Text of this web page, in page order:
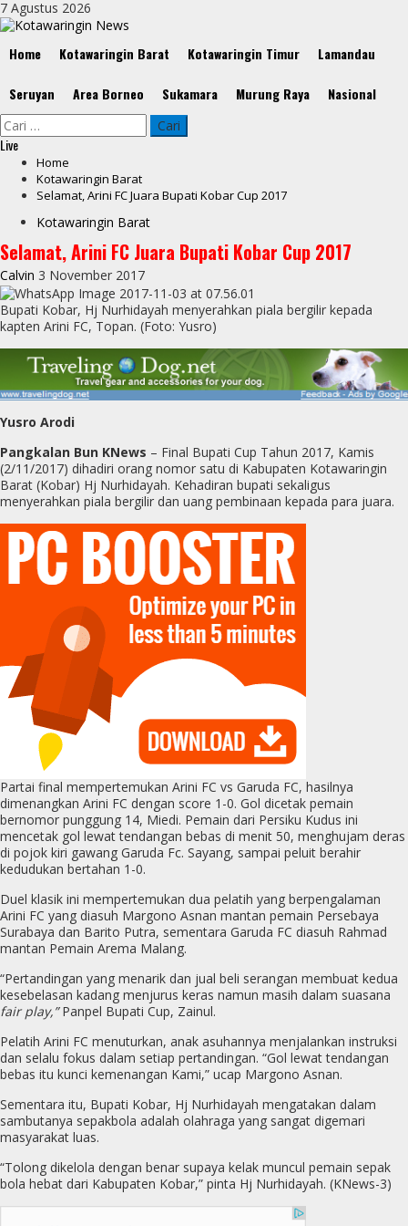
Skip
to
7 Agustus 2026
Menu
Home Kotawaringin Barat Kotawaringin Timur Lamandau
Seruyan Area Borneo Sukamara Murung Raya Nasional
Cari
untuk:
Live
Home
Kotawaringin Barat
Selamat, Arini FC Juara Bupati Kobar Cup 2017
Kotawaringin Barat
Selamat, Arini FC Juara Bupati Kobar Cup 2017
Calvin 3 November 2017
Bupati Kobar, Hj Nurhidayah menyerahkan piala bergilir kepada
kapten Arini FC, Topan. (Foto: Yusro)
Yusro Arodi
Pangkalan Bun KNews – Final Bupati Cup Tahun 2017, Kamis
(2/11/2017) dihadiri orang nomor satu di Kabupaten Kotawaringin
Barat (Kobar) Hj Nurhidayah. Kehadiran bupati sekaligus
menyerahkan piala bergilir dan uang pembinaan kepada para juara.
Partai final mempertemukan Arini FC vs Garuda FC, hasilnya
dimenangkan Arini FC dengan score 1-0. Gol dicetak pemain
bernomor punggung 14, Miedi. Pemain dari Persiku Kudus ini
mencetak gol lewat tendangan bebas di menit 50, menghujam deras
di pojok kiri gawang Garuda Fc. Sayang, sampai peluit berahir
kedudukan bertahan 1-0.
Duel klasik ini mempertemukan dua pelatih yang berpengalaman
Arini FC yang diasuh Margono Asnan mantan pemain Persebaya
Surabaya dan Barito Putra, sementara Garuda FC diasuh Rahmad
mantan Pemain Arema Malang.
“Pertandingan yang menarik dan jual beli serangan membuat kedua
kesebelasan kadang menjurus keras namun masih dalam suasana
fair play,”Panpel Bupati Cup, Zainul.
Pelatih Arini FC menuturkan, anak asuhannya menjalankan instruksi
dan selalu fokus dalam setiap pertandingan. “Gol lewat tendangan
bebas itu kunci kemenangan Kami,” ucap Margono Asnan.
Sementara itu, Bupati Kobar, Hj Nurhidayah mengatakan dalam
sambutanya sepakbola adalah olahraga yang sangat digemari
masyarakat luas.
“Tolong dikelola dengan benar supaya kelak muncul pemain sepak
bola hebat dari Kabupaten Kobar,” pinta Hj Nurhidayah. (KNews-3)